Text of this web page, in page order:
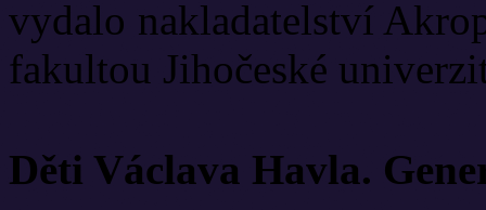
vydalo nakladatelství
fakultou Jihočeské
Děti Václava Havla.